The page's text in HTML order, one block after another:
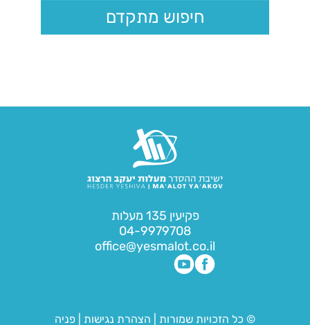
חיפוש מתקדם
פקיעין 135 מעלות
04-9979708
office@yesmalot.co.il
© כל הזכויות שמורות הצהרת נגישות פניה